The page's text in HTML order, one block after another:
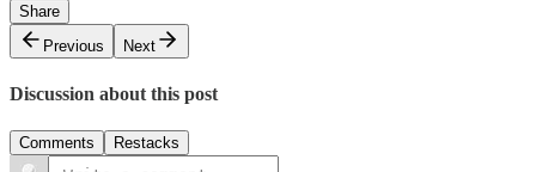
Share
Previous
Next
Discussion about this post
Comments Restacks